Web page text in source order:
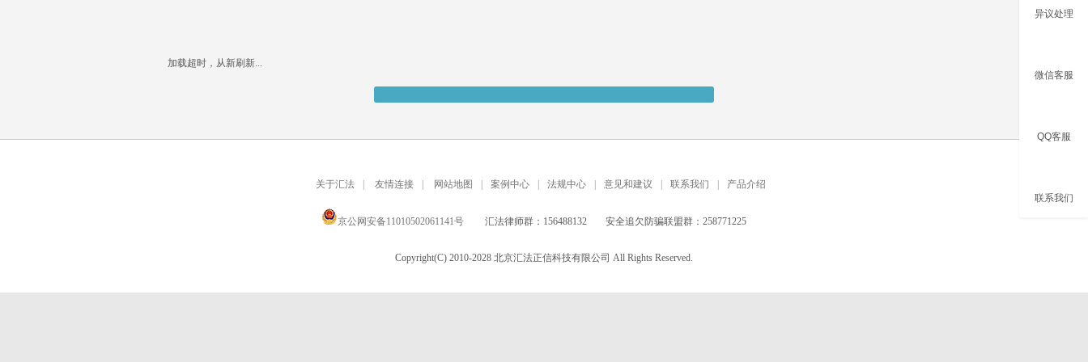
加载超时，从新刷新...
异议处理
微信客服
QQ客服
联系我们
关于汇法 友情连接 网站地图 案例中心 法规中心 意见和建议 联系我们 产品介绍
京公网安备11010502061141号 汇法律师群：156488132 安全追欠防骗联盟群：258771225
Copyright(C) 2010-2028 北京汇法正信科技有限公司 All Rights Reserved.